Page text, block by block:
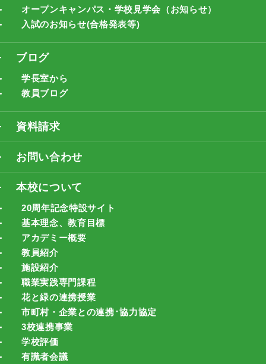
オープンキャンパス・学校見学会（お知らせ）
入試のお知らせ(合格発表等)
ブログ
学長室から
教員ブログ
資料請求
お問い合わせ
本校について
20周年記念特設サイト
基本理念、教育目標
アカデミー概要
教員紹介
施設紹介
職業実践専門課程
花と緑の連携授業
市町村・企業との連携･協力協定
3校連携事業
学校評価
有識者会議